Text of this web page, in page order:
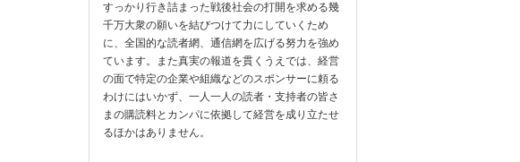
すっかり行き詰まった戦後社会の打開を求める幾
千万大衆の願いを結びつけて力にしていくため
に、全国的な読者網、通信網を広げる努力を強め
ています。また真実の報道を貫くうえでは、経営
の面で特定の企業や組織などのスポンサーに頼る
わけにはいかず、一人一人の読者・支持者の皆さ
まの購読料とカンパに依拠して経営を成り立たせ
るほかはありません。